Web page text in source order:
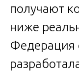
получают
ниже
Федерация